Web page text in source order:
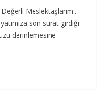
Meslektaşlarım..
son sürat girdiği
derinlemesine